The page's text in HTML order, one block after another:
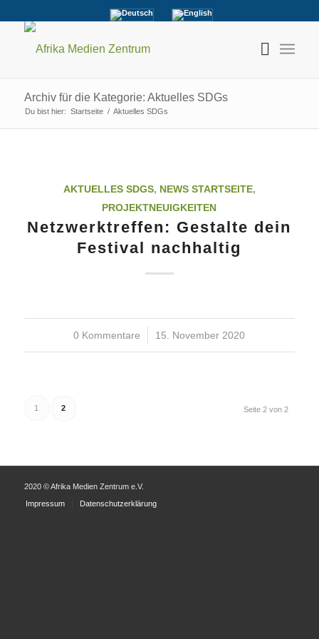
Archiv für die Kategorie: Aktuelles SDGs
Du bist hier: Startseite / Aktuelles SDGs
AKTUELLES SDGS, NEWS STARTSEITE,
PROJEKTNEUIGKEITEN
Netzwerktreffen: Gestalte dein
Festival nachhaltig
0 Kommentare
/ 15. November 2020
Seite 2 von 2
1 2
2020 © Afrika Medien Zentrum e.V.
Impressum
Datenschutzerklärung